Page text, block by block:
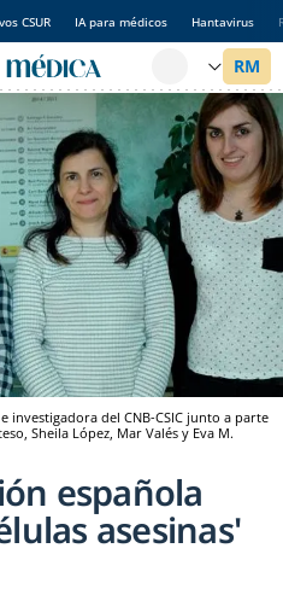
CSUR IA para médicos Hantavirus
investigadora del CNB-CSIC junto a parte
Sheila López, Mar Valés y Eva M.
española
asesinas'